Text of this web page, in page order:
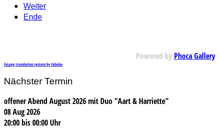
Weiter
Ende
Powered by Phoca Gallery
FaLang translation system by Faboba
Nächster Termin
offener Abend August 2026 mit Duo "Aart & Harriette"
08 Aug 2026
20:00bis00:00 Uhr